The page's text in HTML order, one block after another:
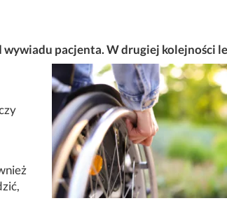
wywiadu pacjenta. W drugiej kolejności